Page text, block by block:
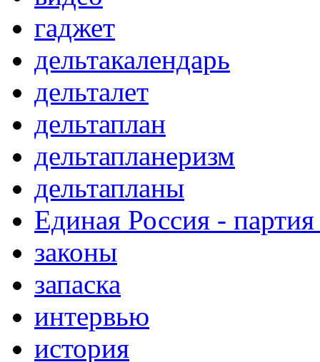
гаджет
дельтакалендарь
дельталет
дельтаплан
дельтапланеризм
дельтапланы
Единая Россия -
законы
запаска
интервью
история